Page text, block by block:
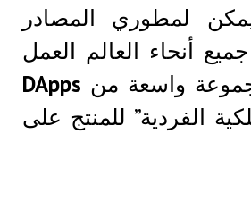
لمطوري المصادر
أنحاء العالم العمل
واسعة من DApps
الفردية” للمنتج على